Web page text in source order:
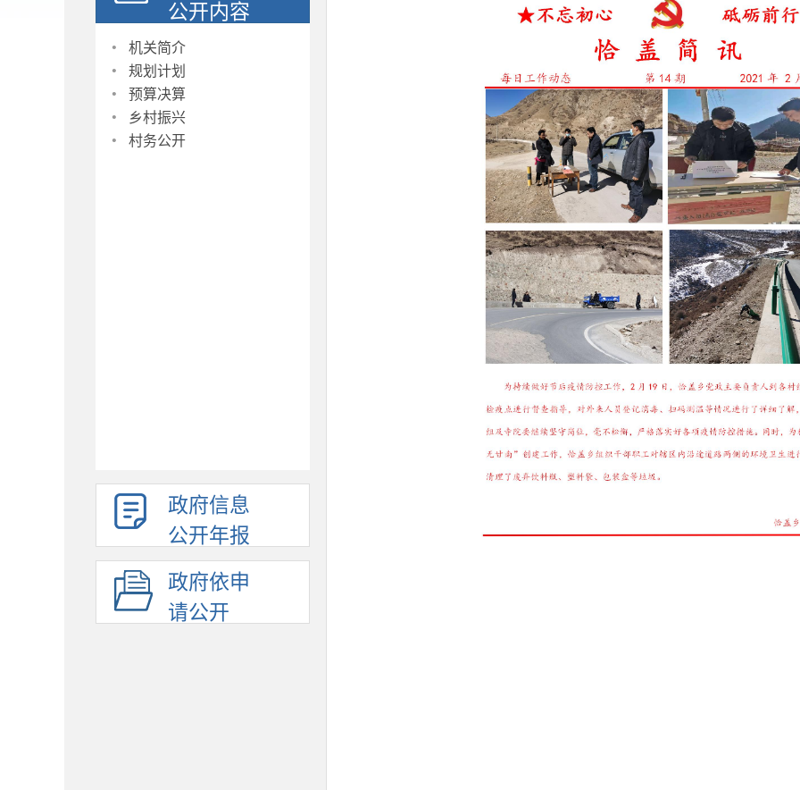
公开内容
· 机关简介
· 规划计划
· 预算决算
· 乡村振兴
· 村务公开
政府信息
公开年报
政府依申
请公开